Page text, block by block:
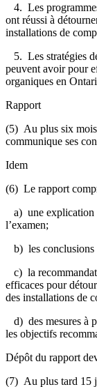
4. Les
ont réussi à
installations de
5. Les stratégies
peuvent avoir pour
organiques en
Rapport
(5) Au plus six mois
communique ses
Idem
(6) Le rapport
a) une explication
l’examen;
b) les conclusions
c) la
efficaces pour
des installations de
d) des mesures à
les objectifs
Dépôt du rapport
(7) Au plus tard 15